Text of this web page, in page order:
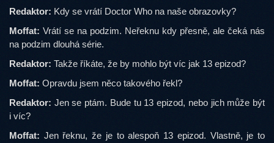
Redaktor: Kdy se vrátí Doctor Who na naše obrazovky?
Moffat: Vrátí se na podzim. Neřeknu kdy přesně, ale čeká nás
na podzim dlouhá série.
Redaktor: Takže říkáte, že by mohlo být víc jak 13 epizod?
Moffat: Opravdu jsem něco takového řekl?
Redaktor: Jen se ptám. Bude tu 13 epizod, nebo jich může být
i víc?
Moffat: Jen řeknu, že je to alespoň 13 epizod. Vlastně, je to